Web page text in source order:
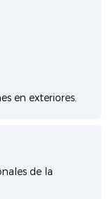
en exteriores.
de la